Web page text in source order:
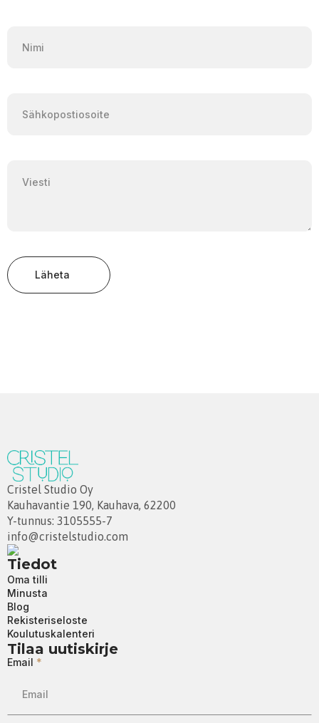
Läheta
Cristel Studio Oy
Kauhavantie 190, Kauhava, 62200
Y-tunnus: 3105555-7
info@cristelstudio.com
Tiedot
Oma tilli
Minusta
Blog
Rekisteriseloste
Koulutuskalenteri
Tilaa uutiskirje
Email *